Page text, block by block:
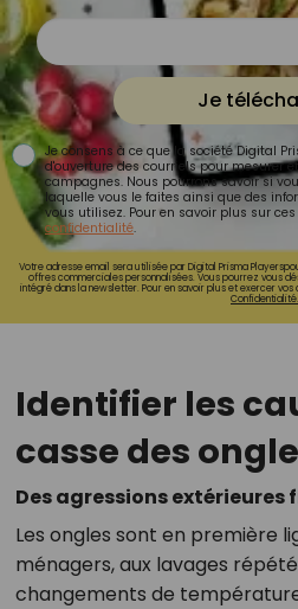
Je
Je consens à ce que la société Digital
d'ouverture des courriels pour mesurer
campagnes. Nous pourrons savoir si
laquelle vous le faites ainsi que des
vous utilisez. Pour en savoir plus sur
confidentialité.
Votre adresse email sera utilisée par Digital Prisma
offres commerciales personnalisées. Vous pourrez vous
intégré dans la newsletter. Pour en savoir plus et exercer
Confidentialité.
Identifier les
casse des
Des agressions extérieures
Les ongles sont en première
ménagers, aux lavages
changements de